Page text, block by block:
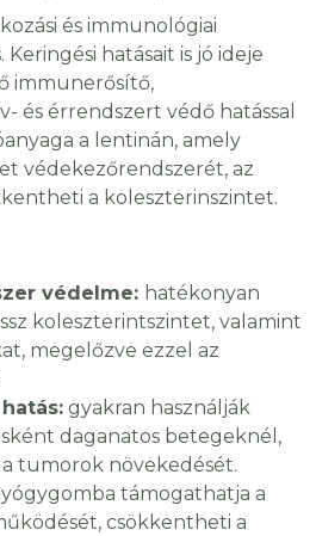
és immunológiai
hatásait is jó ideje
immunerősítő,
és érrendszert védő hatással
a lentinán, amely
védekezőrendszerét, az
a koleszterinszintet.
védelme: hatékonyan
koleszterintszintet, valamint
megelőzve ezzel az
gyakran használják
daganatos betegeknél,
tumorok növekedését.
támogathatja a
csökkentheti a